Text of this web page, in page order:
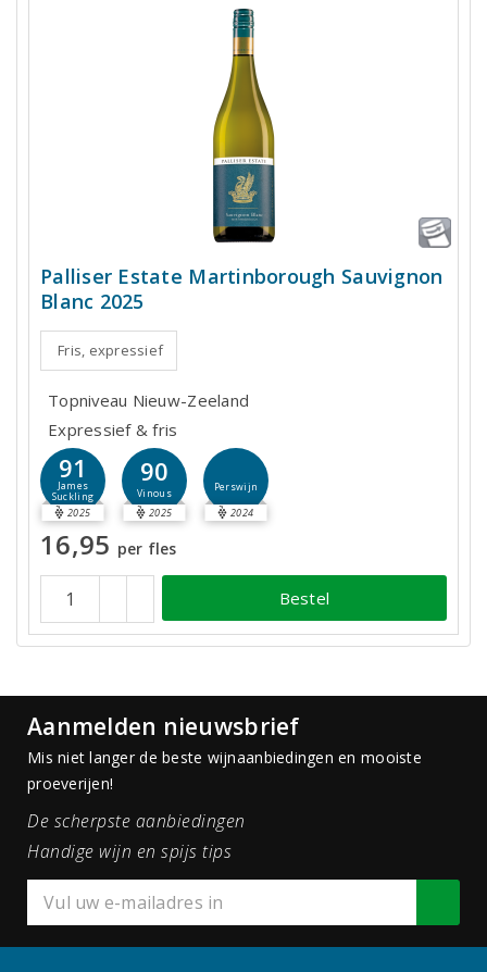
Palliser Estate Martinborough Sauvignon
Blanc 2025
Fris, expressief
Topniveau Nieuw-Zeeland
Expressief & fris
91
James
Suckling
2025
90
Vinous
2025
Perswijn
2024
16,95 per fles
Bestel
Aanmelden nieuwsbrief
Mis niet langer de beste wijnaanbiedingen en mooiste
proeverijen!
De scherpste aanbiedingen
Handige wijn en spijs tips